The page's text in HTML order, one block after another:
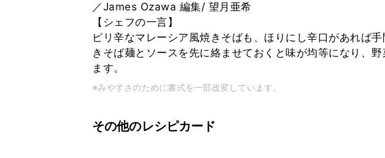
／James Ozawa 編集/ 望月亜希
【シェフの一言】
ピリ辛なマレーシア風焼きそばも、ほりにし辛口があれば
きそば麺とソースを先に絡ませておくと味が均等になり、
ます。
※みやすさのために書式を一部改変しています。
その他のレシピカード